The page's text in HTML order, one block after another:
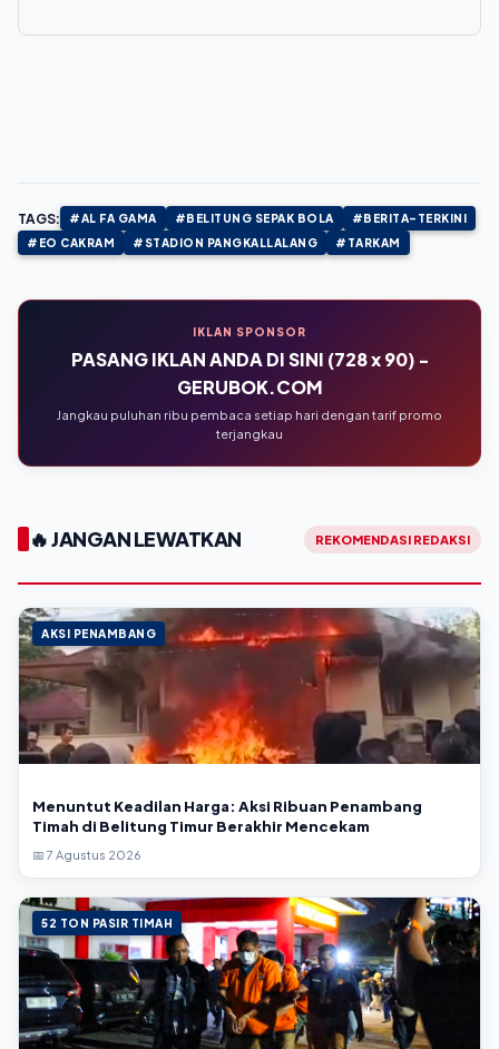
TAGS: #AL FA GAMA #BELITUNG SEPAK BOLA
#BERITA-TERKINI
#EO CAKRAM
#STADION PANGKALLALANG #TARKAM
IKLAN SPONSOR
PASANG IKLAN ANDA DI SINI (728 x 90) -
GERUBOK.COM
Jangkau puluhan ribu pembaca setiap hari dengan tarif promo
terjangkau
🔥 JANGAN LEWATKAN REKOMENDASI REDAKSI
AKSI PENAMBANG
Menuntut Keadilan Harga: Aksi Ribuan Penambang
Timah di Belitung Timur Berakhir Mencekam
📅 7 Agustus 2026
52 TON PASIR TIMAH